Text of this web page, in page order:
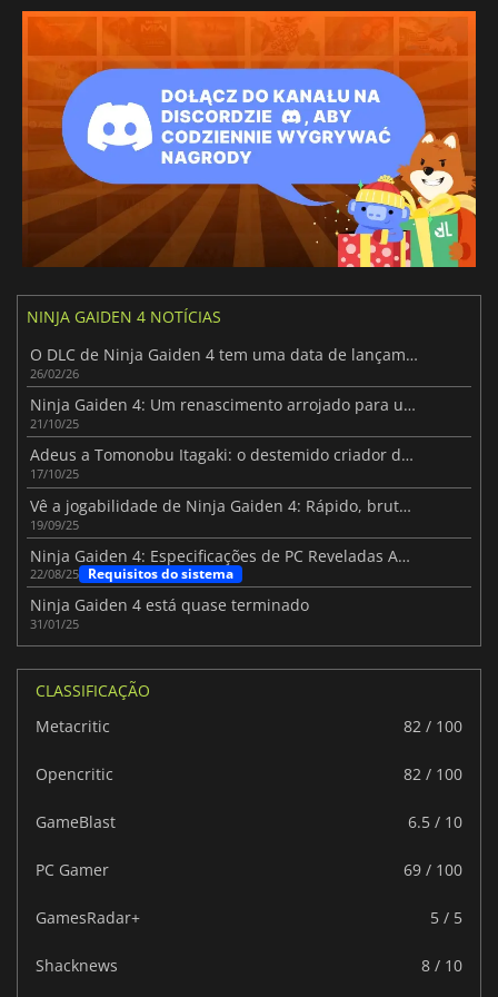
NINJA GAIDEN 4 NOTÍCIAS
O DLC de Ninja Gaiden 4 tem uma data de lançamento
26/02/26
Ninja Gaiden 4: Um renascimento arrojado para um franchise lendário
21/10/25
Adeus a Tomonobu Itagaki: o destemido criador de Ninja Gaiden
17/10/25
Vê a jogabilidade de Ninja Gaiden 4: Rápido, brutal e implacável
19/09/25
Ninja Gaiden 4: Especificações de PC Reveladas Antes do Lançamento!
22/08/25 Requisitos do sistema
Ninja Gaiden 4 está quase terminado
31/01/25
CLASSIFICAÇÃO
Metacritic
82 / 100
Opencritic 82 / 100
GameBlast 6.5 / 10
PC Gamer 69 / 100
GamesRadar+ 5 / 5
Shacknews 8 / 10